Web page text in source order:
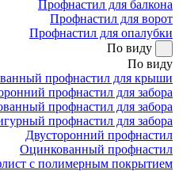
Профнастил для балкона
Профнастил для ворот
Профнастил для опалубки
По виду
По виду
профнастил для крыши
профнастил для забора
профнастил для забора
профнастил для забора
Двусторонний профнастил
Оцинкованный профнастил
с полимерным покрытием